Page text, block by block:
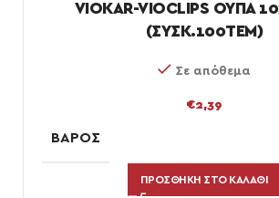
VIOKAR-VIOCLIPS ΟΥΠΑ
(ΣΥΣΚ.100ΤΕΜ)
Σε απόθεμα
€2,39
ΒΆΡΟΣ
ΠΡΟΣΘΉΚΗ ΣΤΟ ΚΑΛΆΘΙ